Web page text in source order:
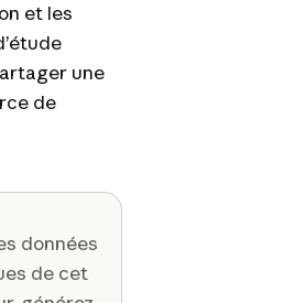
et les
une
de
données
de cet